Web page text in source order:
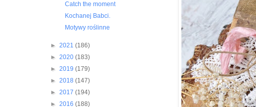
Catch the moment
Kochanej Babci.
Motywy roślinne
► 2021 (186)
► 2020 (183)
► 2019 (179)
► 2018 (147)
► 2017 (194)
► 2016 (188)